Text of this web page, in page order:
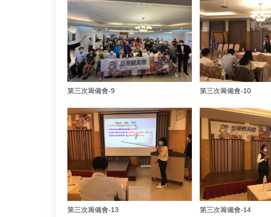
第三次籌備會-9 第三次籌備會-10
第三次籌備會-13 第三次籌備會-14